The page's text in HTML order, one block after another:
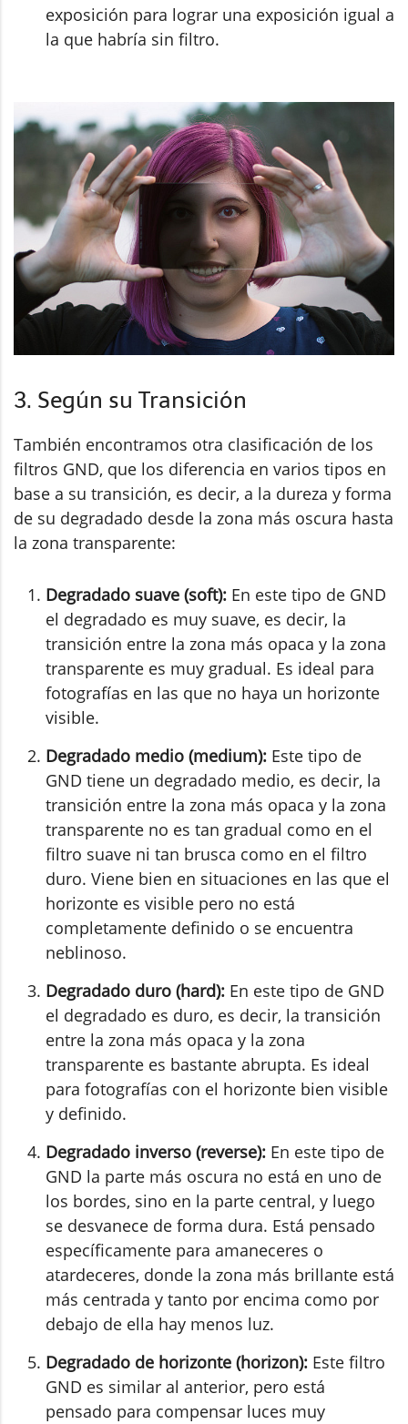
exposición para lograr una exposición igual a
la que habría sin filtro.
3. Según su Transición
También encontramos otra clasificación de los
filtros GND, que los diferencia en varios tipos en
base a su transición, es decir, a la dureza y forma
de su degradado desde la zona más oscura hasta
la zona transparente:
Degradado suave (soft): En este tipo de GND
el degradado es muy suave, es decir, la
transición entre la zona más opaca y la zona
transparente es muy gradual. Es ideal para
fotografías en las que no haya un horizonte
visible.
Degradado medio (medium): Este tipo de
GND tiene un degradado medio, es decir, la
transición entre la zona más opaca y la zona
transparente no es tan gradual como en el
filtro suave ni tan brusca como en el filtro
duro. Viene bien en situaciones en las que el
horizonte es visible pero no está
completamente definido o se encuentra
neblinoso.
Degradado duro (hard): En este tipo de GND
el degradado es duro, es decir, la transición
entre la zona más opaca y la zona
transparente es bastante abrupta. Es ideal
para fotografías con el horizonte bien visible
y definido.
Degradado inverso (reverse): En este tipo de
GND la parte más oscura no está en uno de
los bordes, sino en la parte central, y luego
se desvanece de forma dura. Está pensado
específicamente para amaneceres o
atardeceres, donde la zona más brillante está
más centrada y tanto por encima como por
debajo de ella hay menos luz.
Degradado de horizonte (horizon): Este filtro
GND es similar al anterior, pero está
pensado para compensar luces muy